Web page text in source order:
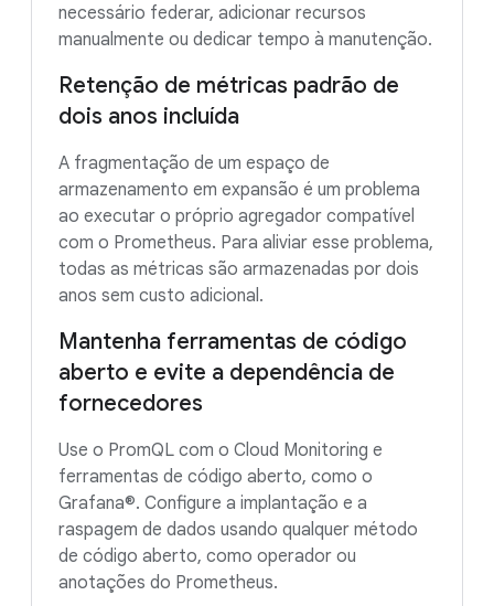
necessário federar, adicionar recursos
manualmente ou dedicar tempo à manutenção.
Retenção de métricas padrão de
dois anos incluída
A fragmentação de um espaço de
armazenamento em expansão é um problema
ao executar o próprio agregador compatível
com o Prometheus. Para aliviar esse problema,
todas as métricas são armazenadas por dois
anos sem custo adicional.
Mantenha ferramentas de código
aberto e evite a dependência de
fornecedores
Use o PromQL com o Cloud Monitoring e
ferramentas de código aberto, como o
Grafana®. Configure a implantação e a
raspagem de dados usando qualquer método
de código aberto, como operador ou
anotações do Prometheus.